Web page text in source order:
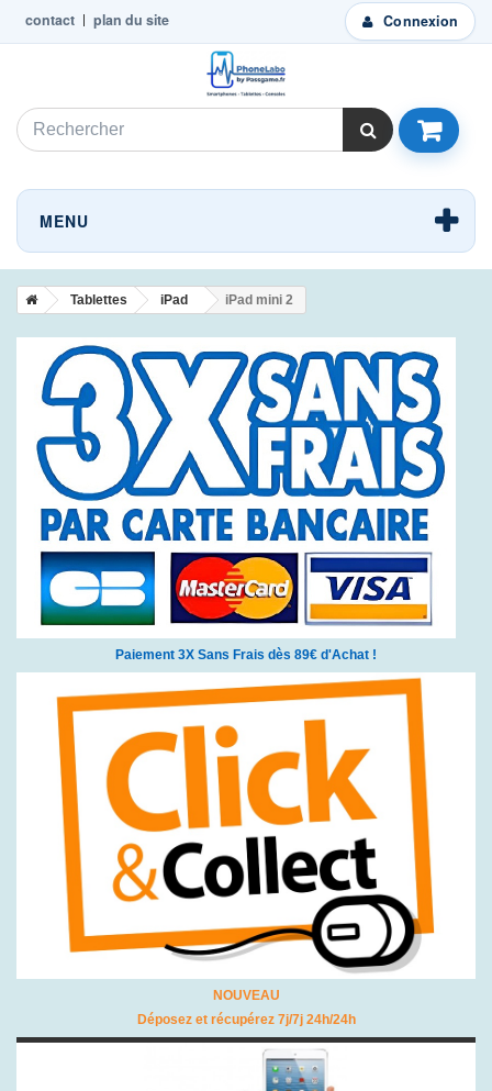
Connexion
contact plan du site
MENU
Tablettes iPad iPad mini 2
Paiement 3X Sans Frais dès 89€ d'Achat !
NOUVEAU
Déposez et récupérez 7j/7j 24h/24h